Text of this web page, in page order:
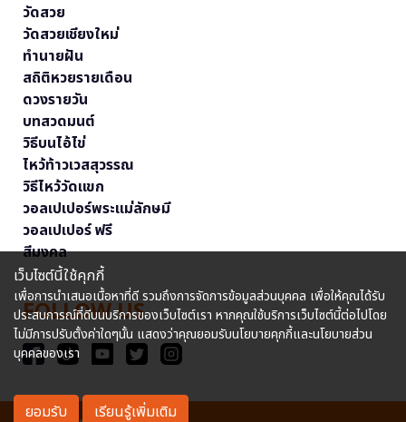
วัดสวย
วัดสวยเชียงใหม่
ทำนายฝัน
สถิติหวยรายเดือน
ดวงรายวัน
บทสวดมนต์
วิธีบนไอ้ไข่
ไหว้ท้าวเวสสุวรรณ
วิธีไหว้วัดแขก
วอลเปเปอร์พระแม่ลักษมี
วอลเปเปอร์ ฟรี
สีมงคล
FOLLOW US
เว็บไซต์นี้ใช้คุกกี้
เพื่อการนำเสนอเนื้อหาที่ดี รวมถึงการจัดการข้อมูลส่วนบุคคล เพื่อให้คุณได้รับ
ประสบการณ์ที่ดีบนบริการของเว็บไซต์เรา หากคุณใช้บริการเว็บไซต์นี้ต่อไปโดย
ไม่มีการปรับตั้งค่าใดๆนั้น แสดงว่าคุณยอมรับนโยบายคุกกี้และนโยบายส่วน
บุคคลของเรา
ยอมรับ เรียนรู้เพิ่มเติม